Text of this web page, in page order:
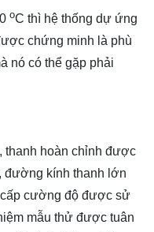
oC thì hệ thống dự ứng
chứng minh là phù
nó có thể gặp phải
thanh hoàn chỉnh được
đường kính thanh lớn
cấp cường độ được sử
mẫu thử được tuân